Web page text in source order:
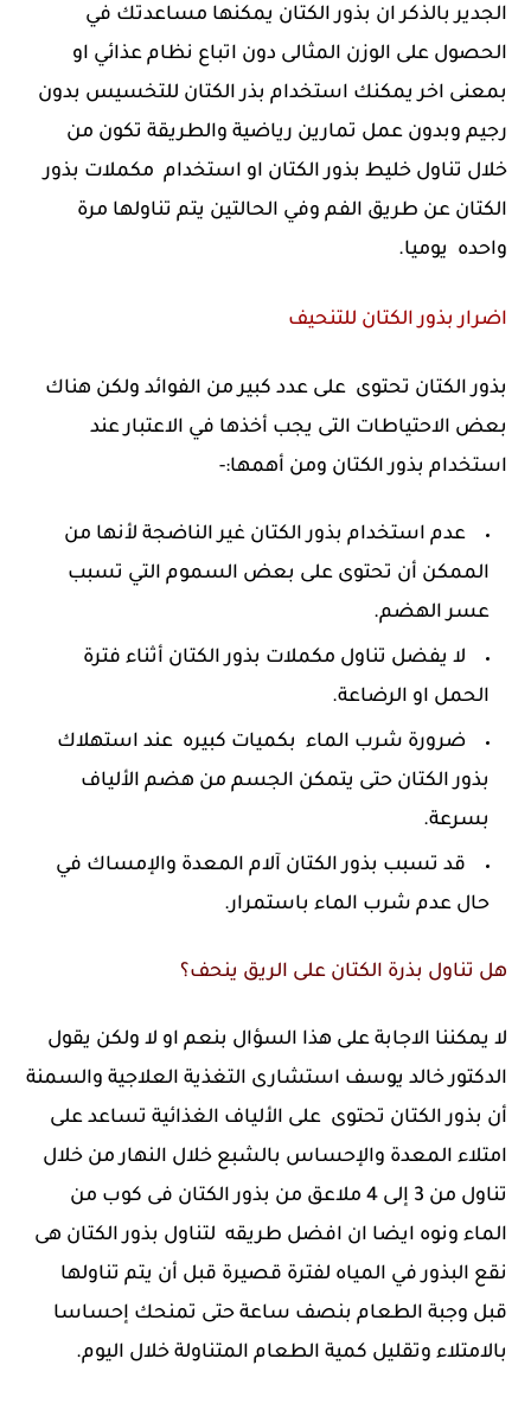
الجدير بالذكر ان بذور الكتان يمكنها مساعدتك في
الحصول على الوزن المثالى دون اتباع نظام عذائي او
بمعنى اخر يمكنك استخدام بذر الكتان للتخسيس بدون
رجيم وبدون عمل تمارين رياضية والطريقة تكون من
خلال تناول خليط بذور الكتان او استخدام مكملات بذور
الكتان عن طريق الفم وفي الحالتين يتم تناولها مرة
واحده يوميا.
اضرار بذور الكتان للتنحيف
بذور الكتان تحتوى على عدد كبير من الفوائد ولكن هناك
بعض الاحتياطات التى يجب أخذها في الاعتبار عند
استخدام بذور الكتان ومن أهمها:-
عدم استخدام بذور الكتان غير الناضجة لأنها من
الممكن أن تحتوى على بعض السموم التي تسبب
عسر الهضم.
لا يفضل تناول مكملات بذور الكتان أثناء فترة
الحمل او الرضاعة.
ضرورة شرب الماء بكميات كبيره عند استهلاك
بذور الكتان حتى يتمكن الجسم من هضم الألياف
بسرعة.
قد تسبب بذور الكتان آلام المعدة والإمساك في
حال عدم شرب الماء باستمرار.
هل تناول بذرة الكتان على الريق ينحف؟
لا يمكننا الاجابة على هذا السؤال بنعم او لا ولكن يقول
الدكتور خالد يوسف استشارى التغذية العلاجية والسمنة
أن بذور الكتان تحتوى على الألياف الغذائية تساعد على
امتلاء المعدة والإحساس بالشبع خلال النهار من خلال
تناول من 3 إلى 4 ملاعق من بذور الكتان فى كوب من
الماء ونوه ايضا ان افضل طريقه لتناول بذور الكتان هى
نقع البذور في المياه لفترة قصيرة قبل أن يتم تناولها
قبل وجبة الطعام بنصف ساعة حتى تمنحك إحساسا
بالامتلاء وتقليل كمية الطعام المتناولة خلال اليوم.